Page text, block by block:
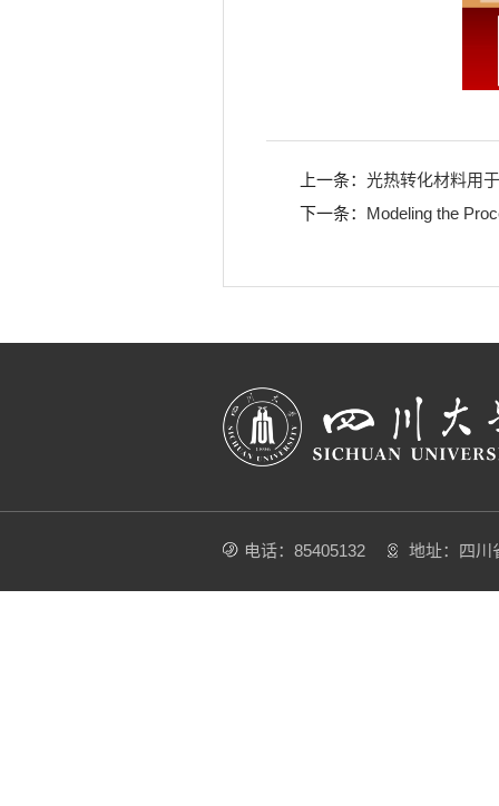
上一条： 光热转化材料用
下一条： Modeling the
电话：85405132 地址：四川